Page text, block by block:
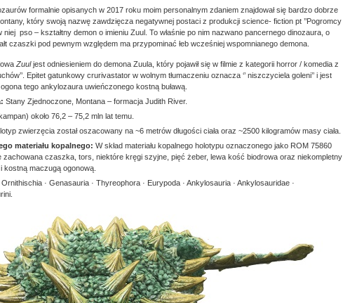
formalnie opisanych w 2017 roku moim personalnym zdaniem znajdował się bardzo dobrze
który swoją nazwę zawdzięcza negatywnej postaci z produkcji science- fiction pt ’’Pogromcy
niej pso – kształtny demon o imieniu Zuul. To właśnie po nim nazwano pancernego dinozaura, o
czaszki pod pewnym względem ma przypominać łeb wcześniej wspomnianego demona.
Zuuljest odniesieniem do demona Zuula, który pojawił się w filmie z kategorii horror / komedia z
Epitet gatunkowy crurivastator w wolnym tłumaczeniu oznacza ‘’ niszczyciela goleni’’ i jest
tego ankylozaura uwieńczonego kostną buławą.
Stany Zjednoczone, Montana – formacja Judith River.
około 76,2 – 75,2 mln lat temu.
zwierzęcia został oszacowany na ~6 metrów długości ciała oraz ~2500 kilogramów masy ciała.
materiału kopalnego:W skład materiału kopalnego holotypu oznaczonego jako ROM 75860
zachowana czaszka, tors, niektóre kręgi szyjne, pięć żeber, lewa kość biodrowa oraz niekompletny
kostną maczugą ogonową.
Ornithischia · Genasauria · Thyreophora · Eurypoda · Ankylosauria · Ankylosauridae ·